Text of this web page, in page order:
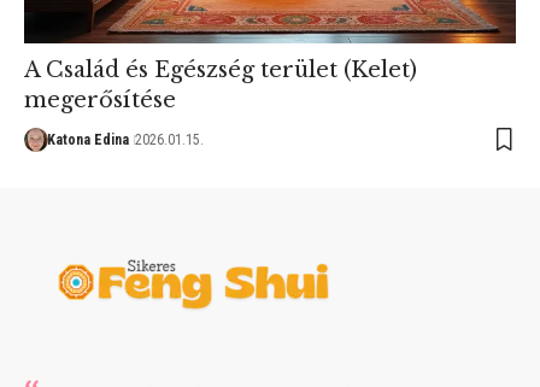
A Család és Egészség terület (Kelet)
megerősítése
Katona Edina 2026.01.15.